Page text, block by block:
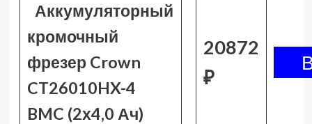
Аккумуляторный
кромочный
фрезер Crown
CT26010HX-4
BMC (2х4,0 Ач)
20872
₽